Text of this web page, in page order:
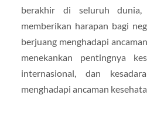
berakhir di seluruh dunia,
memberikan harapan bagi
berjuang menghadapi
menekankan pentingnya
internasional, dan
menghadapi ancaman